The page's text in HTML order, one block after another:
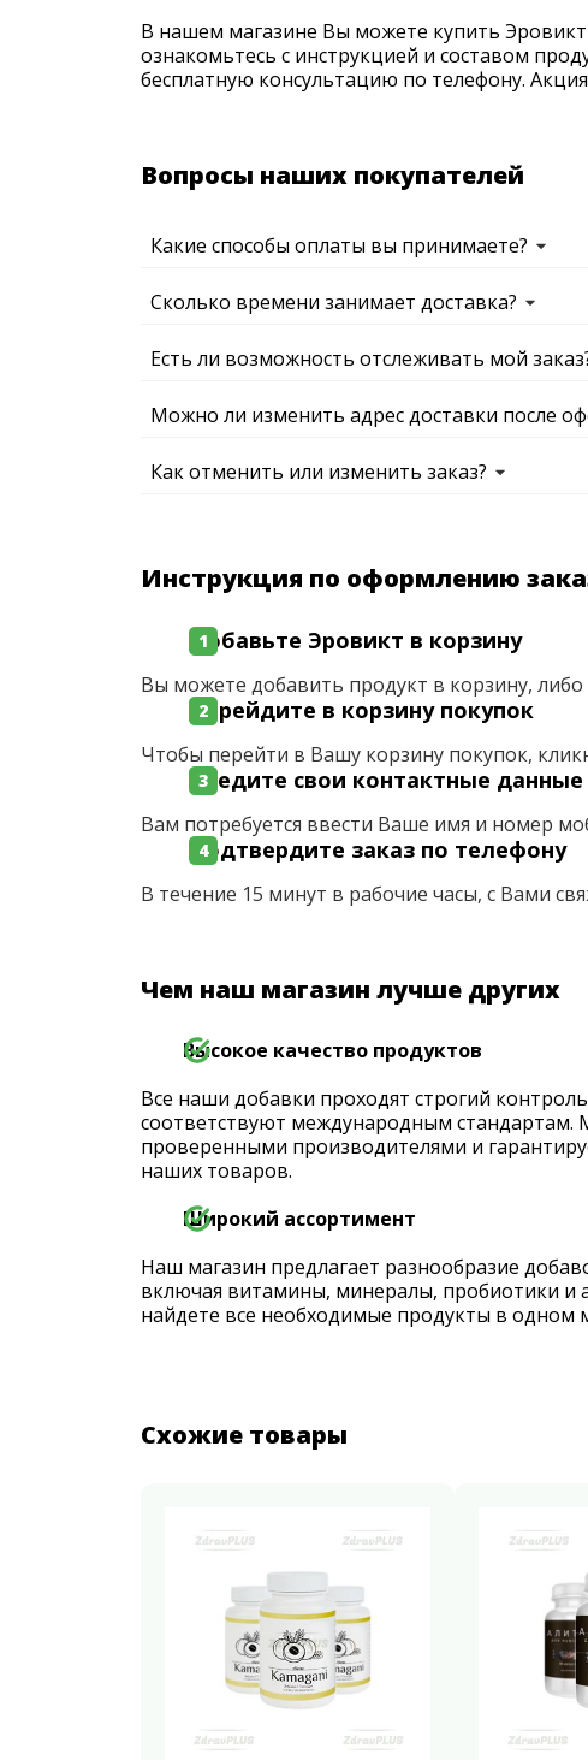
В нашем магазине Вы можете купить
ознакомьтесь с инструкцией и составом
бесплатную консультацию по телефону.
Вопросы наших покупателей
Какие способы оплаты вы принимаете?
Сколько времени занимает доставка?
Есть ли возможность отслеживать мой
Можно ли изменить адрес доставки после
Как отменить или изменить заказ?
Инструкция по оформлению
Добавьте Эровикт в корзину
Вы можете добавить продукт в корзину,
Перейдите в корзину покупок
Чтобы перейти в Вашу корзину покупок,
Введите свои контактные данные
Вам потребуется ввести Ваше имя и номер
Подтвердите заказ по телефону
В течение 15 минут в рабочие часы, с Вами
Чем наш магазин лучше других
Высокое качество продуктов
Все наши добавки проходят строгий
соответствуют международным стандартам.
проверенными производителями и
наших товаров.
Широкий ассортимент
Наш магазин предлагает разнообразие
включая витамины, минералы, пробиотики и
найдете все необходимые продукты в одном
Схожие товары